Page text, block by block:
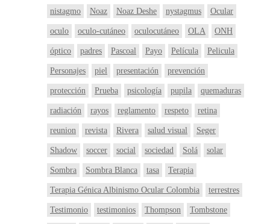
nistagmo Noaz Noaz Deshe nystagmus Ocular
oculo oculo-cutáneo oculocutáneo OLA ONH
óptico padres Pascoal Payo Película Pelicula
Personajes piel presentación prevención
protección Prueba psicología pupila quemaduras
radiación rayos reglamento respeto retina
reunion revista Rivera salud visual Seger
Shadow soccer social sociedad Solá solar
Sombra Sombra Blanca tasa Terapia
Terapia Génica Albinismo Ocular Colombia terrestres
Testimonio testimonios Thompson Tombstone